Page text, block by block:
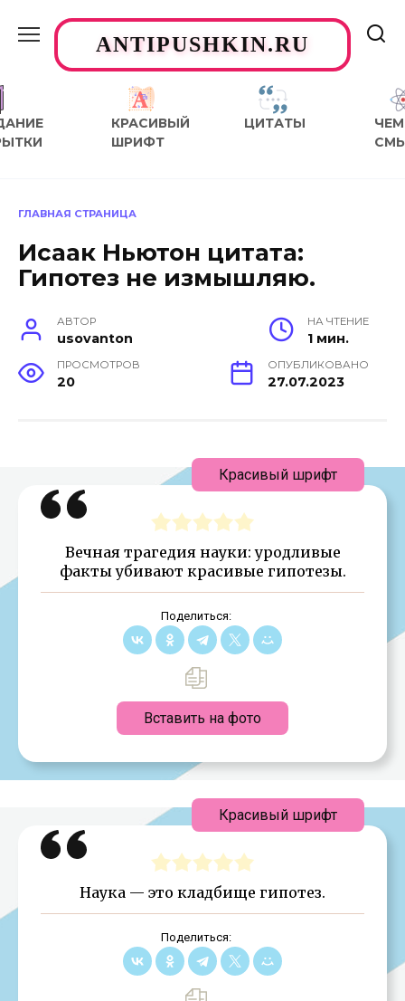
содержаниюANTIPUSHKIN.RU
КРАСИВЫЙ
ШРИФТ
ЦИТАТЫ
ЧЕМ
ГЛАВНАЯ СТРАНИЦА
Исаак Ньютон цитата:
Гипотез не измышляю.
АВТОР
usovanton
НА ЧТЕНИЕ
1 мин.
ПРОСМОТРОВ
20
ОПУБЛИКОВАНО
27.07.2023
Вечная трагедия науки: уродливые
факты убивают красивые гипотезы.
Поделиться:
Вставить на фото
Красивый шрифт
Наука — это кладбище гипотез.
Поделиться:
Красивый шрифт